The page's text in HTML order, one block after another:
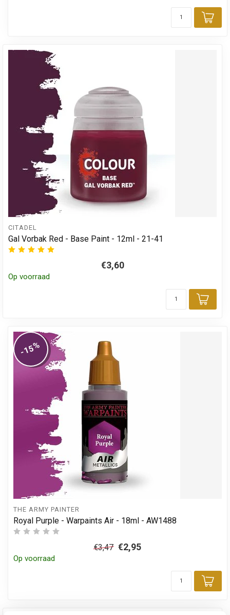
CITADEL
Gal Vorbak Red - Base Paint - 12ml - 21-41
€3,60
Op voorraad
-15%
THE ARMY PAINTER
Royal Purple - Warpaints Air - 18ml - AW1488
€3,47 €2,95
Op voorraad